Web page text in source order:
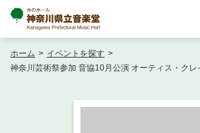
ホーム > イベントを探す >
神奈川芸術祭参加 音協10月公演 オーティス・クレ